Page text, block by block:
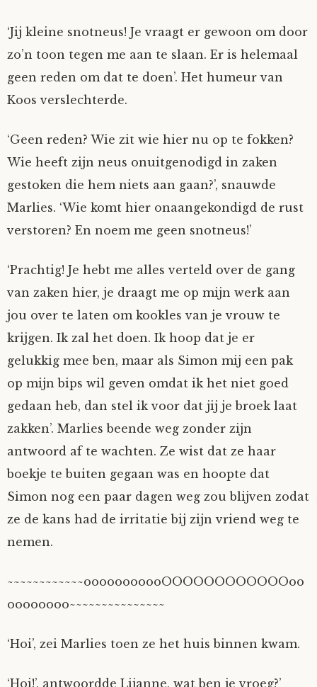
‘Jij kleine snotneus! Je vraagt er gewoon om door
zo’n toon tegen me aan te slaan. Er is helemaal
geen reden om dat te doen’. Het humeur van
Koos verslechterde.
‘Geen reden? Wie zit wie hier nu op te fokken?
Wie heeft zijn neus onuitgenodigd in zaken
gestoken die hem niets aan gaan?’, snauwde
Marlies. ‘Wie komt hier onaangekondigd de rust
verstoren? En noem me geen snotneus!’
‘Prachtig! Je hebt me alles verteld over de gang
van zaken hier, je draagt me op mijn werk aan
jou over te laten om kookles van je vrouw te
krijgen. Ik zal het doen. Ik hoop dat je er
gelukkig mee ben, maar als Simon mij een pak
op mijn bips wil geven omdat ik het niet goed
gedaan heb, dan stel ik voor dat jij je broek laat
zakken’. Marlies beende weg zonder zijn
antwoord af te wachten. Ze wist dat ze haar
boekje te buiten gegaan was en hoopte dat
Simon nog een paar dagen weg zou blijven zodat
ze de kans had de irritatie bij zijn vriend weg te
nemen.
~~~~~~~~~~~~ooooooooooOOOOOOOOOOOOoo
oooooooo~~~~~~~~~~~~~~~
‘Hoi’, zei Marlies toen ze het huis binnen kwam.
‘Hoi!’, antwoordde Lijanne, wat ben je vroeg?’